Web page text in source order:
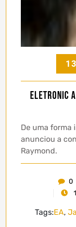
Eletronic
De uma forma
anunciou a
Raymond.
0
Tags:EA,